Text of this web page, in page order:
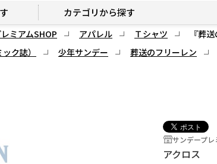
カテゴリから探す
ミアムSHOP アパレル Ｔシャツ
『葬
ク誌） 少年サンデー 葬送のフリーレン
サンデープレ
アクロス